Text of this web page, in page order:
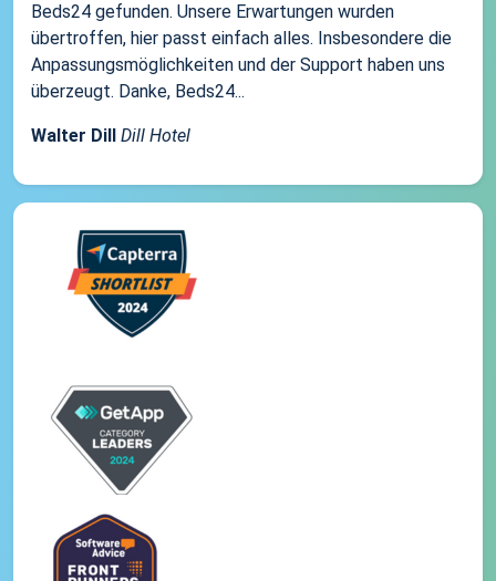
Beds24 gefunden. Unsere Erwartungen wurden
übertroffen, hier passt einfach alles. Insbesondere die
Anpassungsmöglichkeiten und der Support haben uns
überzeugt. Danke, Beds24...
Walter Dill Dill Hotel